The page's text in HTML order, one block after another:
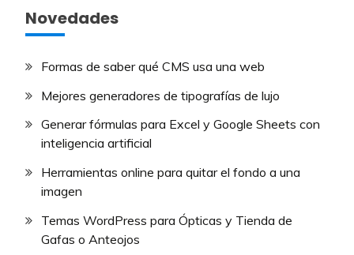
Novedades
Formas de saber qué CMS usa una web
Mejores generadores de tipografías de lujo​
Generar fórmulas para Excel y Google Sheets con
inteligencia artificial
Herramientas online para quitar el fondo a una
imagen
Temas WordPress para Ópticas y Tienda de
Gafas o Anteojos